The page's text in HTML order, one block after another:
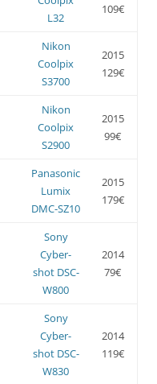
L32
109€
Nikon
Coolpix
S3700
2015
129€
Nikon
Coolpix
S2900
2015
99€
Panasonic
Lumix
DMC-SZ10
2015
179€
Sony
Cyber-
shot DSC-
W800
2014
79€
Sony
Cyber-
shot DSC-
W830
2014
119€